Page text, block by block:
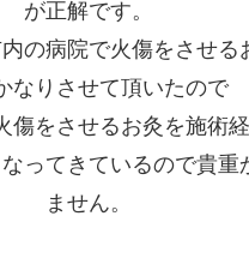
が正解です。
の病院で火傷をさせる
なりさせて頂いたので
傷をさせるお灸を施術
ってきているので貴重
ません。